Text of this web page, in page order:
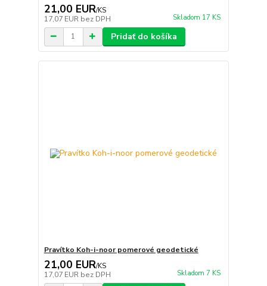
21,00 EUR/KS
17,07 EUR bez DPH Skladom 17 KS
Pridať do košíka
Pravítko Koh-i-noor pomerové geodetické
21,00 EUR/KS
17,07 EUR bez DPH Skladom 7 KS